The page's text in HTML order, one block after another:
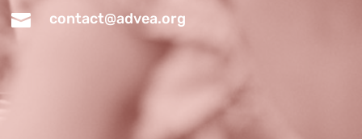
 contact@advea.org